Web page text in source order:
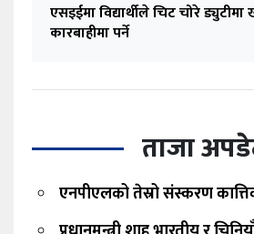
एसइईमा विद्यार्थीले चिट चोरे
कारबाहीमा पर्ने
ताजा
एनपीएलको तेस्रो संस्करण